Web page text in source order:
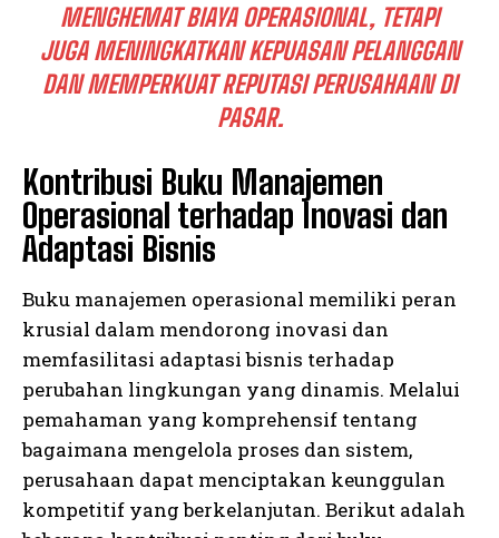
MENGHEMAT BIAYA OPERASIONAL, TETAPI
JUGA MENINGKATKAN KEPUASAN PELANGGAN
DAN MEMPERKUAT REPUTASI PERUSAHAAN DI
PASAR.
Kontribusi Buku Manajemen
Operasional terhadap Inovasi dan
Adaptasi Bisnis
Buku manajemen operasional memiliki peran
krusial dalam mendorong inovasi dan
memfasilitasi adaptasi bisnis terhadap
perubahan lingkungan yang dinamis. Melalui
pemahaman yang komprehensif tentang
bagaimana mengelola proses dan sistem,
perusahaan dapat menciptakan keunggulan
kompetitif yang berkelanjutan. Berikut adalah